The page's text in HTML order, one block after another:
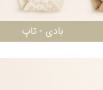
بادی - تاپ